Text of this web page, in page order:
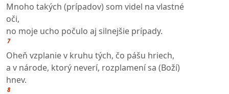
Mnoho takých (prípadov) som videl na vlastné
oči,
no moje ucho počulo aj silnejšie prípady.
7
Oheň vzplanie v kruhu tých, čo pášu hriech,
a v národe, ktorý neverí, rozplamení sa (Boží)
hnev.
8